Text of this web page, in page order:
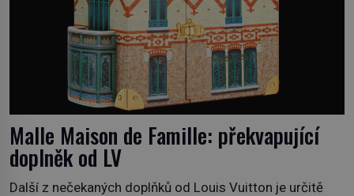
Malle Maison de Famille: překvapující
doplněk od LV
Další z nečekaných doplňků od Louis Vuitton je určitě